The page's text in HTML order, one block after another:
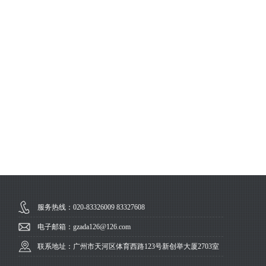
服务热线：020-83326009 83327608
电子邮箱：gzada126@126.com
联系地址：广州市天河区体育西路123号新创举大厦2703室